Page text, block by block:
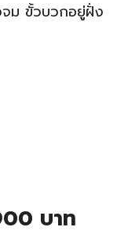
จม ขั้วบวกอยู่ฝั่ง
บาท